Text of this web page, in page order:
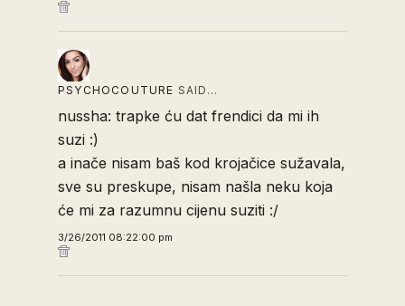
PSYCHOCOUTURE SAID…
nussha: trapke ću dat frendici da mi ih
suzi :)
a inače nisam baš kod krojačice sužavala,
sve su preskupe, nisam našla neku koja
će mi za razumnu cijenu suziti :/
3/26/2011 08:22:00 pm